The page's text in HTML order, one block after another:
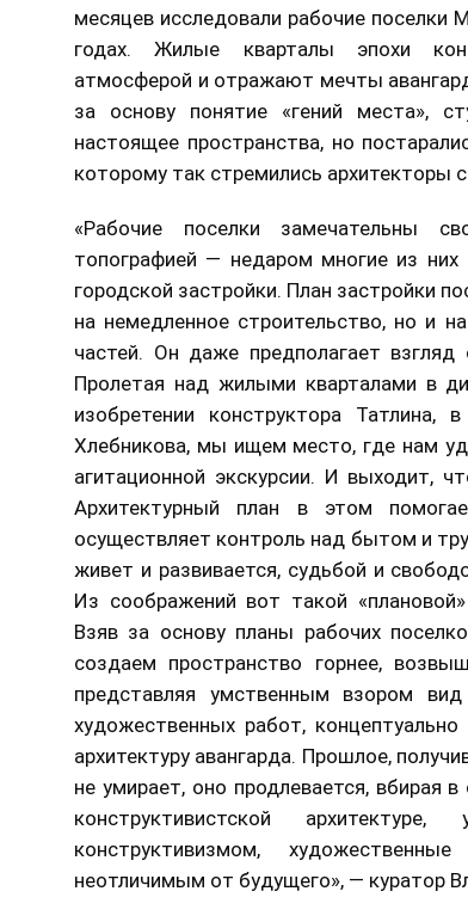
месяцев исследовали рабочие
годах. Жилые кварталы эпохи
атмосферой и отражают мечты
за основу понятие «гений места»,
настоящее пространства, но
которому так стремились архитекторы
«Рабочие поселки замечательны
топографией — недаром многие из
городской застройки. План застройки
на немедленное строительство, но и
частей. Он даже предполагает
Пролетая над жилыми кварталами в
изобретении конструктора Татлина,
Хлебникова, мы ищем место, где нам
агитационной экскурсии. И выходит,
Архитектурный план в этом
осуществляет контроль над бытом и
живет и развивается, судьбой и
Из соображений вот такой
Взяв за основу планы рабочих
создаем пространство горнее,
представляя умственным взором
художественных работ,
архитектуру авангарда. Прошлое,
не умирает, оно продлевается, вбирая
конструктивистской
конструктивизмом,
неотличимым от будущего», — куратор